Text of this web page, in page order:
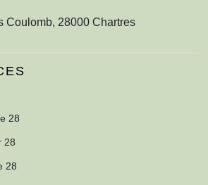
Coulomb, 28000 Chartres
28
28
28